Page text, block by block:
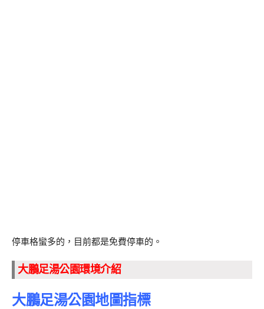
停車格蠻多的，目前都是免費停車的。
大鵬足湯公園環境介紹
大鵬足湯公園地圖指標